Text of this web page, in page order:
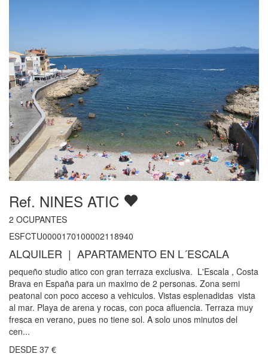
Ref. NINES ATIC
2 OCUPANTES
ESFCTU0000170100002118940
ALQUILER | APARTAMENTO EN L´ESCALA
pequeño studio atico con gran terraza exclusiva. L'Escala , Costa
Brava en España para un maximo de 2 personas. Zona semi
peatonal con poco acceso a vehiculos. Vistas esplenadidas vista
al mar. Playa de arena y rocas, con poca afluencia. Terraza muy
fresca en verano, pues no tiene sol. A solo unos minutos del
cen...
DESDE 37 €